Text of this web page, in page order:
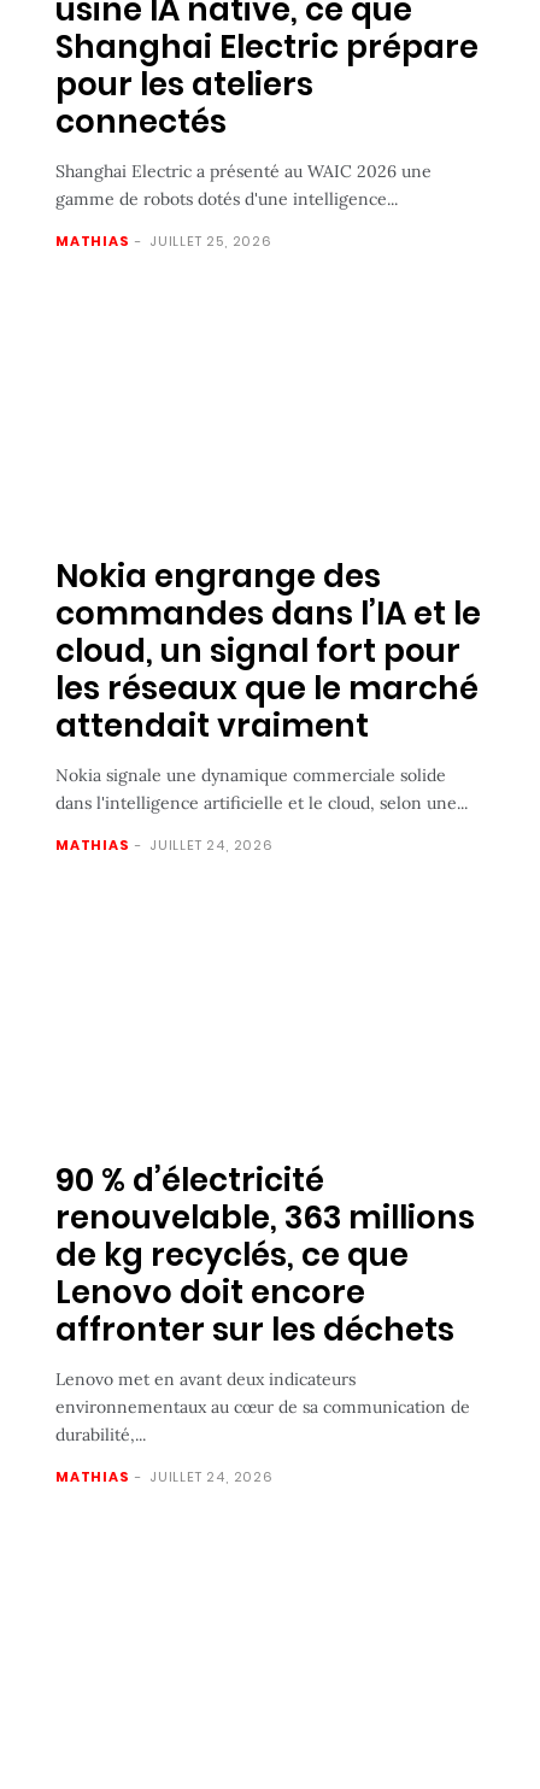
usine IA native, ce que
Shanghai Electric prépare
pour les ateliers
connectés
Shanghai Electric a présenté au WAIC 2026 une
gamme de robots dotés d'une intelligence...
MATHIAS - JUILLET 25, 2026
Nokia engrange des
commandes dans l’IA et le
cloud, un signal fort pour
les réseaux que le marché
attendait vraiment
Nokia signale une dynamique commerciale solide
dans l'intelligence artificielle et le cloud, selon une...
MATHIAS - JUILLET 24, 2026
90 % d’électricité
renouvelable, 363 millions
de kg recyclés, ce que
Lenovo doit encore
affronter sur les déchets
Lenovo met en avant deux indicateurs
environnementaux au cœur de sa communication de
durabilité,...
MATHIAS - JUILLET 24, 2026